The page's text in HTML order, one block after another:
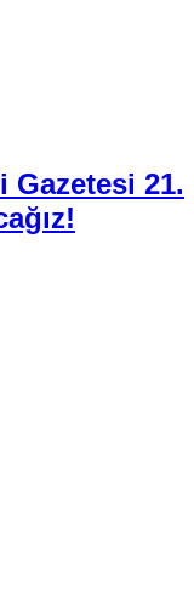
Gazetesi 21.